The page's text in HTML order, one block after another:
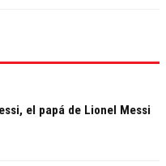
el papá de Lionel Messi